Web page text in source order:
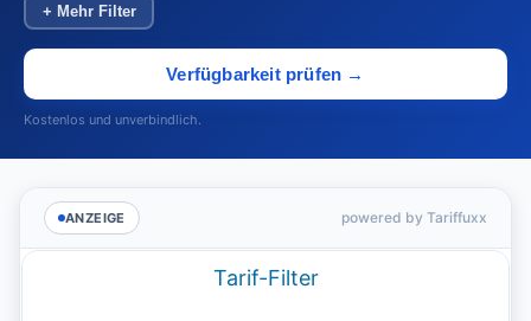
+ Mehr Filter
Verfügbarkeit prüfen →
Kostenlos und unverbindlich.
ANZEIGE powered by Tariffuxx